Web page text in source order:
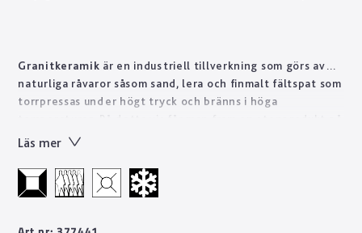
Granitkeramik är en industriell tillverkning som görs av
naturliga råvaror såsom sand, lera och finmalt fältspat som
torrpressas under högt tryck och bränns i höga
kort tid som skulle ta naturen tusentals år att forma.
lätt att sköta till skillnad från natursten som ofta kräver
regelbundet underhåll. Designen skapas genom en otrolig
oändliga variationer som gör att man kan få fram bättre
Läs mer